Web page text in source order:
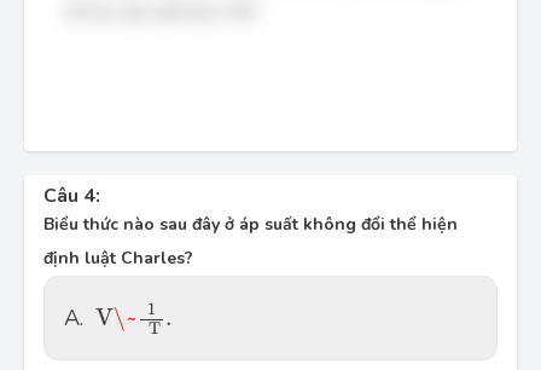
Câu 4:
Biểu thức nào sau đây ở áp suất không đổi thể hiện
định luật Charles?
A. V\~
1
T .
V\~ T